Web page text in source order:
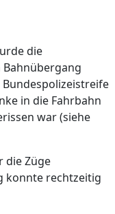
die
Bahnübergang
in die Fahrbahn
war (siehe
die Züge
konnte rechtzeitig